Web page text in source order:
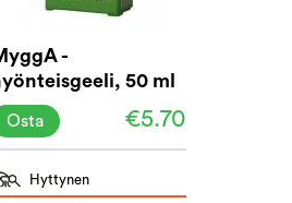
-
50 ml
€5.70
Osta
Hyttynen